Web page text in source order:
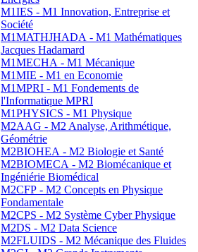
M1IES - M1 Innovation, Entreprise et
Société
M1MATHJHADA - M1 Mathématiques
Jacques Hadamard
M1MECHA - M1 Mécanique
M1MIE - M1 en Economie
M1MPRI - M1 Fondements de
l'Informatique MPRI
M1PHYSICS - M1 Physique
M2AAG - M2 Analyse, Arithmétique,
Géométrie
M2BIOHEA - M2 Biologie et Santé
M2BIOMECA - M2 Biomécanique et
Ingéniérie Biomédical
M2CFP - M2 Concepts en Physique
Fondamentale
M2CPS - M2 Système Cyber Physique
M2DS - M2 Data Science
M2FLUIDS - M2 Mécanique des Fluides